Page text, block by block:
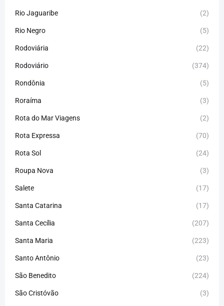
Rio Jaguaribe (2)
Rio Negro (5)
Rodoviária (22)
Rodoviário (374)
Rondônia (5)
Roraíma (3)
Rota do Mar Viagens (2)
Rota Expressa (70)
Rota Sol (24)
Roupa Nova (3)
Salete (17)
Santa Catarina (17)
Santa Cecília (207)
Santa Maria (223)
Santo Antônio (23)
São Benedito (224)
São Cristóvão (3)